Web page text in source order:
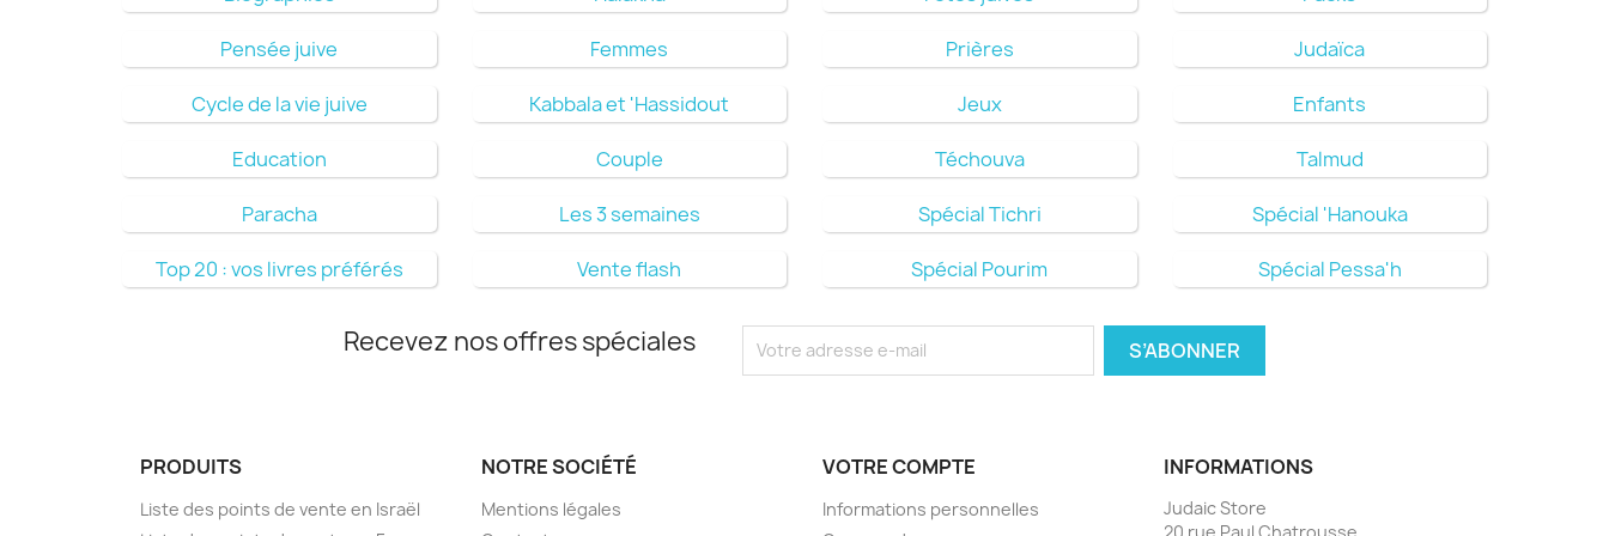
Pensée juive Femmes Prières Judaïca
Cycle de la vie juive Kabbala et 'Hassidout Jeux Enfants
Education Couple Téchouva Talmud
Paracha Les 3 semaines Spécial Tichri Spécial 'Hanouka
Top 20 : vos livres préférés Vente flash Spécial Pourim Spécial Pessa'h
Recevez nos offres spéciales
PRODUITS
Liste des points de vente en Israël
NOTRE SOCIÉTÉ
Mentions légales
VOTRE COMPTE
Informations personnelles
INFORMATIONS
Judaic Store